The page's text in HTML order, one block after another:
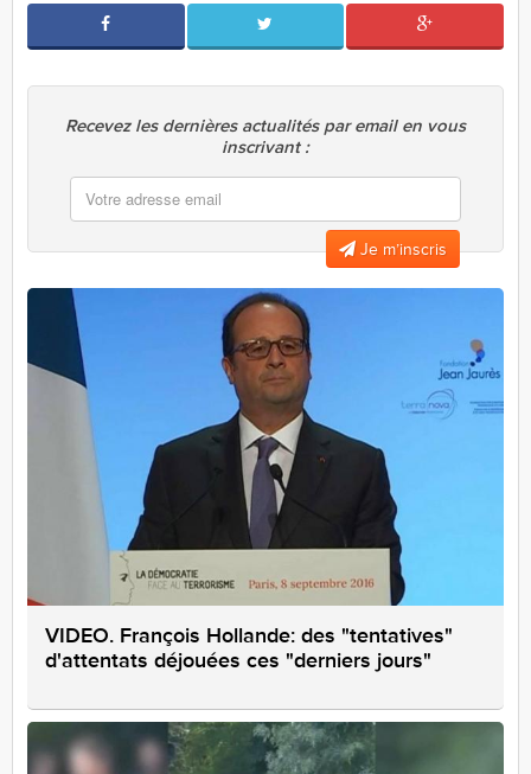
Recevez les dernières actualités par email en vous
inscrivant :
Je m’inscris
VIDEO. François Hollande: des "tentatives"
d'attentats déjouées ces "derniers jours"